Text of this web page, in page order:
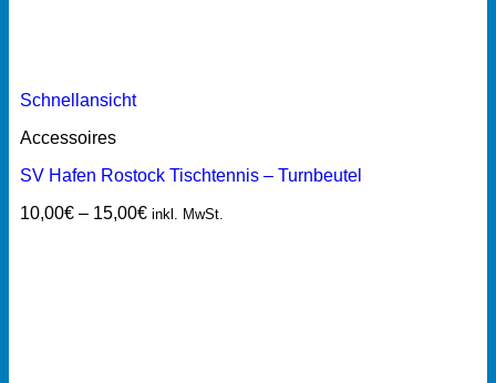
Schnellansicht
Accessoires
SV Hafen Rostock Tischtennis – Turnbeutel
10,00€ – 15,00€ inkl. MwSt.